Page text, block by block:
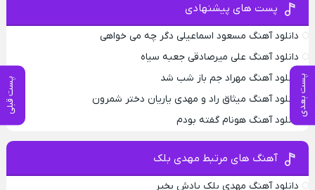
پست بعدی پست قبلی
پست های پیشنهادی
دانلود آهنگ مسعود اسماعیلی دگر چه می خواهی
دانلود آهنگ علی میرصادقی جعبه سیاه
دانلود آهنگ مهراد جم باز شب شد
دانلود آهنگ میثاق راد و مهدی یاریان دختر شمرون
دانلود آهنگ هونام گفته بودم
آهنگ های مرتبط مهدی بلک
دانلود آهنگ مهدی بلک یادش بخیر